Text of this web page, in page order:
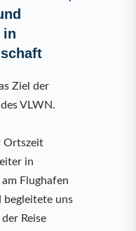
in
Ziel der
VLWN.
Ortszeit
in
Flughafen
begleitete uns
Reise